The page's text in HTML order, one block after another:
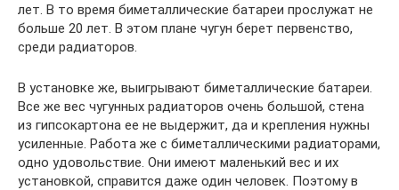
лет. В то время биметаллические батареи прослужат не
больше 20 лет. В этом плане чугун берет первенство,
среди радиаторов.
В установке же, выигрывают биметаллические батареи.
Все же вес чугунных радиаторов очень большой, стена
из гипсокартона ее не выдержит, да и крепления нужны
усиленные. Работа же с биметаллическими радиаторами,
одно удовольствие. Они имеют маленький вес и их
установкой, справится даже один человек. Поэтому в